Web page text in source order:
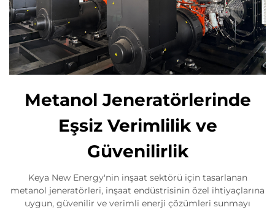
Metanol Jeneratörlerinde
Eşsiz Verimlilik ve
Güvenilirlik
Keya New Energy'nin inşaat sektörü için tasarlanan
metanol jeneratörleri, inşaat endüstrisinin özel ihtiyaçlarına
uygun, güvenilir ve verimli enerji çözümleri sunmayı